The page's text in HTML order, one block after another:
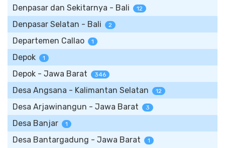
Denpasar dan Sekitarnya - Bali 12
Denpasar Selatan - Bali 2
Departemen Callao 1
Depok 1
Depok - Jawa Barat 346
Desa Angsana - Kalimantan Selatan 12
Desa Arjawinangun - Jawa Barat 3
Desa Banjar 1
Desa Bantargadung - Jawa Barat 1